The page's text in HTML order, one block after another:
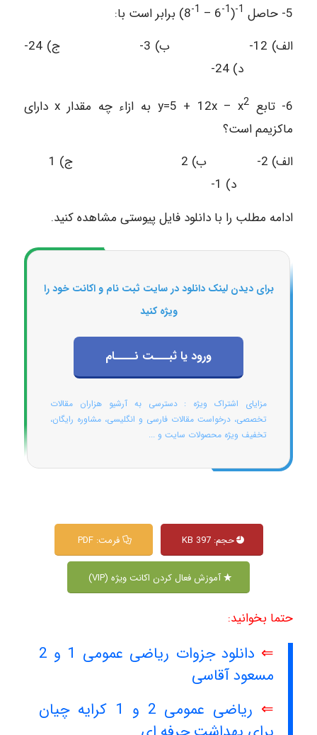
5- حاصل
1-
(
1-
6 –
1- 8) برابر است با:
الف) 12- ب) 3- ج) 24-
د) 24-
6- تابع y=5 + 12x – x
2
به ازاء چه مقدار x دارای
ماکزیمم است؟
د) 1-
ادامه مطلب را با دانلود فایل پیوستی مشاهده کنید.
برای دیدن لینک دانلود در سایت ثبت نام و اکانت خود را
ویژه کنید
ورود یا ثبـــت نــــام
مزایای اشتراک ویژه : دسترسی به آرشیو هزاران مقالات
تخصصی، درخواست مقالات فارسی و انگلیسی، مشاوره رایگان،
تخفیف ویژه محصولات سایت و ...
حجم: 397 KB فرمت: PDF
آموزش فعال کردن اکانت ویژه (VIP)
حتما بخوانید:
⇐
دانلود جزوات ریاضی عمومی 1 و 2
مسعود آقاسی
⇐
ریاضی عمومی 2 و 1 کرایه چیان